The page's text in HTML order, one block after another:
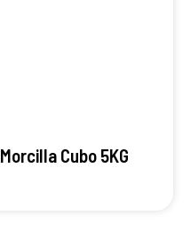
Morcilla Cubo 5KG